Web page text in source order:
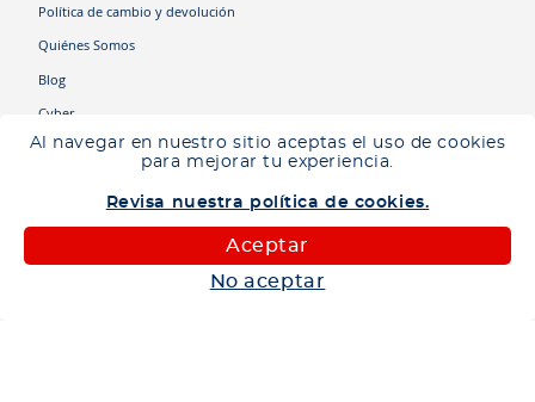
Al navegar en nuestro sitio aceptas el uso de cookies
para mejorar tu experiencia.
Revisa nuestra política de cookies.
Aceptar
No aceptar
Política de cambio y devolución
Quiénes Somos
Blog
Cyber